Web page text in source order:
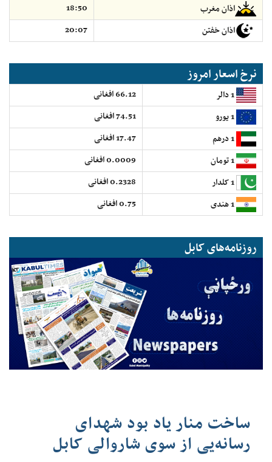
اذان مغرب
18:50
اذان خفتن
20:07
نرخ اسعار امروز
66.12 افغانی
74.51 افغانی
17.47 افغانی
0.0009 افغانی
0.2328 افغانی
0.75 افغانی
روزنامه‌های کابل
ساخت منار یاد بود شهدای
رسانه‌یی از سوی شاروالی کابل